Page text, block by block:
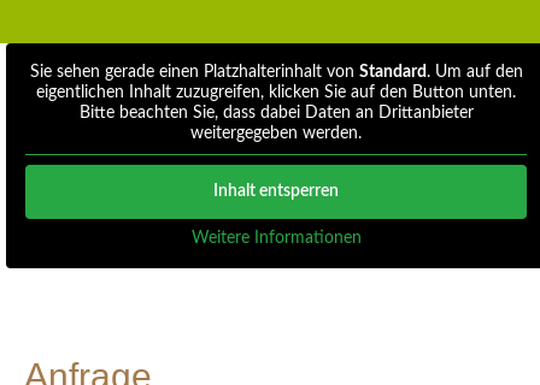
Sie sehen gerade einen Platzhalterinhalt von Standard. Um auf den
eigentlichen Inhalt zuzugreifen, klicken Sie auf den Button unten.
Bitte beachten Sie, dass dabei Daten an Drittanbieter
weitergegeben werden.
Inhalt entsperren
Weitere Informationen
Anfrage